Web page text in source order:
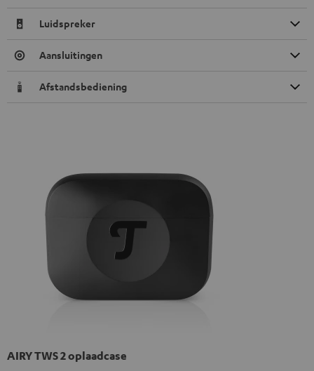
Luidspreker
Aansluitingen
Afstandsbediening
AIRY TWS 2 oplaadcase